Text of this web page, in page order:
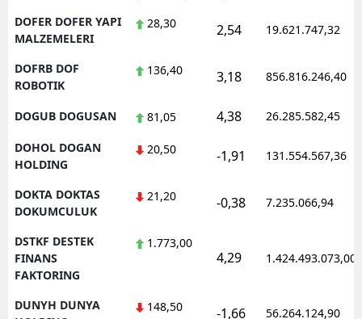
DOFER DOFER YAPI
MALZEMELERI
28,30 2,54 19.621.747,32
DOFRB DOF
ROBOTIK
136,40 3,18 856.816.246,40
DOGUB DOGUSAN 81,05 4,38 26.285.582,45
DOHOL DOGAN
HOLDING
20,50 -1,91 131.554.567,36
DOKTA DOKTAS
DOKUMCULUK
21,20 -0,38 7.235.066,94
DSTKF DESTEK
FINANS
FAKTORING
1.773,00
4,29 1.424.493.073,00
DUNYH DUNYA
148,50 -1,66 56.264.124,90